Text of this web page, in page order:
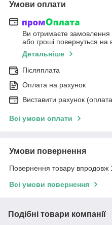
Умови оплати
Ви отримаєте замовлення
або гроші повернуться на
Детальніше
Післяплата
Оплата на рахунок
Виставити рахунок
Всі умови оплати
Умови повернення
Повернення товару впродовж
Всі умови повернення
Подібні товари компанії